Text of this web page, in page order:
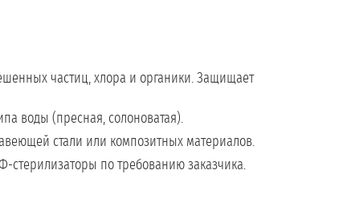
частиц, хлора и органики. Защищает
воды (пресная, солоноватая).
стали или композитных материалов.
стерилизаторы по требованию заказчика.